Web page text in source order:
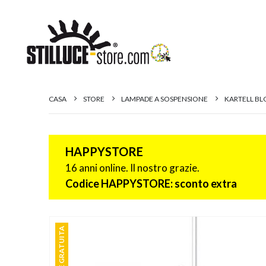
CASA STORE LAMPADE A SOSPENSIONE KARTELL
HAPPYSTORE
16 anni online. Il nostro grazie.
Codice HAPPYSTORE: sconto extra